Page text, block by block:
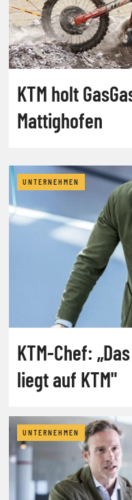
KTM holt
Mattighofen
UNTERNEHMEN
KTM-Chef:
liegt auf KTM"
UNTERNEHMEN